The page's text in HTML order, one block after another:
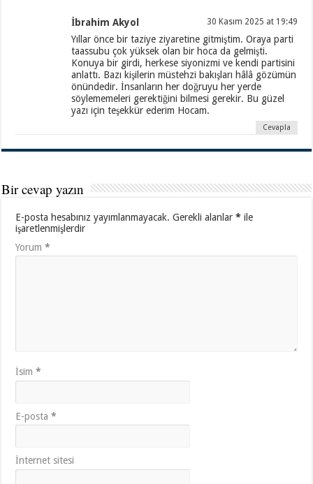
İbrahim Akyol 30 Kasım 2025 at 19:49
Yıllar önce bir taziye ziyaretine gitmiştim. Oraya parti
taassubu çok yüksek olan bir hoca da gelmişti.
Konuya bir girdi, herkese siyonizmi ve kendi partisini
anlattı. Bazı kişilerin müstehzi bakışları hâlâ gözümün
önündedir. İnsanların her doğruyu her yerde
söylememeleri gerektiğini bilmesi gerekir. Bu güzel
yazı için teşekkür ederim Hocam.
Cevapla
Bir cevap yazın
E-posta hesabınız yayımlanmayacak. Gerekli alanlar* ile
işaretlenmişlerdir
Yorum*
İsim*
E-posta*
İnternet sitesi